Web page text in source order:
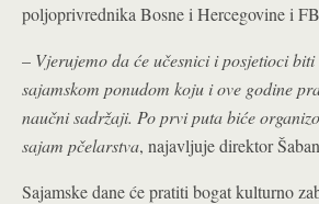
poljoprivrednika Bosne i Hercegovine i
– Vjerujemo da će učesnici i posjetioci
sajamskom ponudom koju i ove godine
naučni sadržaji. Po prvi puta biće
sajam pčelarstva, najavljuje direktor
Sajamske dane će pratiti bogat kulturno